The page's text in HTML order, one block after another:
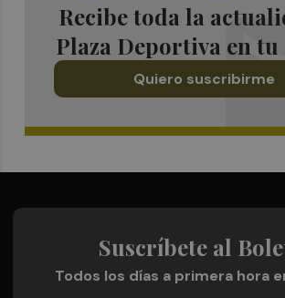
Recibe toda la
Plaza Deportiva en
Quiero suscribirme
Suscríbete al
Todos los días a primera hora